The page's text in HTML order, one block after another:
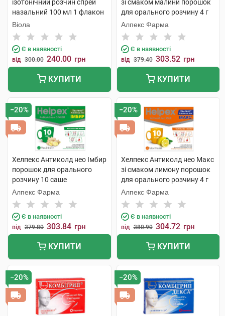
ізотонічний розчин спрей
назальний 100 мл 1 флакон
Віола
Є в наявності
від 300.00 240.00 грн
КУПИТИ
зі смаком малини порошок
для орального розчину 4 г
10 саше
Алпекс Фарма
Є в наявності
від 379.40 303.52 грн
КУПИТИ
−20%
Хелпекс Антиколд нео Імбир
порошок для орального
розчину 10 саше
Алпекс Фарма
Є в наявності
від 379.80 303.84 грн
КУПИТИ
−20%
Хелпекс Антиколд нео Макс
зі смаком лимону порошок
для орального розчину 4 г
10 саше
Алпекс Фарма
Є в наявності
від 380.90 304.72 грн
КУПИТИ
−20% −20%